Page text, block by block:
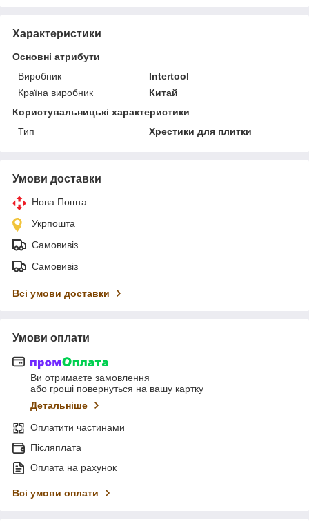
Характеристики
Основні атрибути
Виробник
Intertool
Країна виробник
Китай
Користувальницькі характеристики
Тип
Хрестики для плитки
Умови доставки
Нова Пошта
Укрпошта
Самовивіз
Самовивіз
Всі умови доставки
Умови оплати
Ви отримаєте замовлення
або гроші повернуться на вашу картку
Детальніше
Оплатити частинами
Післяплата
Оплата на рахунок
Всі умови оплати